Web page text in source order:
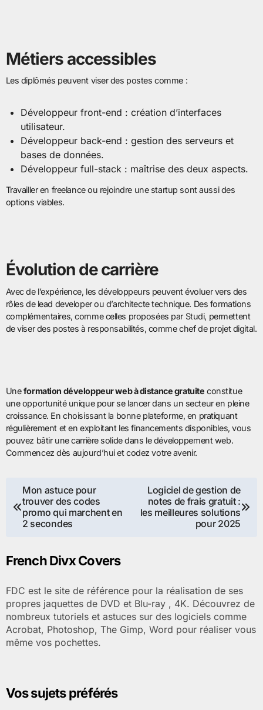
Métiers accessibles
Les diplômés peuvent viser des postes comme :
Développeur front-end : création d’interfaces
utilisateur.
Développeur back-end : gestion des serveurs et
bases de données.
Développeur full-stack : maîtrise des deux aspects.
Travailler en freelance ou rejoindre une startup sont aussi des
options viables.
Évolution de carrière
Avec de l’expérience, les développeurs peuvent évoluer vers des
rôles de lead developer ou d’architecte technique. Des formations
complémentaires, comme celles proposées par Studi, permettent
de viser des postes à responsabilités, comme chef de projet digital.
Uneformation développeur web à distance gratuite constitue
une opportunité unique pour se lancer dans un secteur en pleine
croissance. En choisissant la bonne plateforme, en pratiquant
régulièrement et en exploitant les financements disponibles, vous
pouvez bâtir une carrière solide dans le développement web.
Commencez dès aujourd’hui et codez votre avenir.
Navigation
de
Mon astuce pour
trouver des codes
promo qui marchent en
2 secondes
Logiciel de gestion de
notes de frais gratuit :
les meilleures solutions
pour 2025
French Divx Covers
FDC est le site de référence pour la réalisation de ses
propres jaquettes de DVD et Blu-ray , 4K. Découvrez de
nombreux tutoriels et astuces sur des logiciels comme
Acrobat, Photoshop, The Gimp, Word pour réaliser vous
même vos pochettes.
Vos sujets préférés